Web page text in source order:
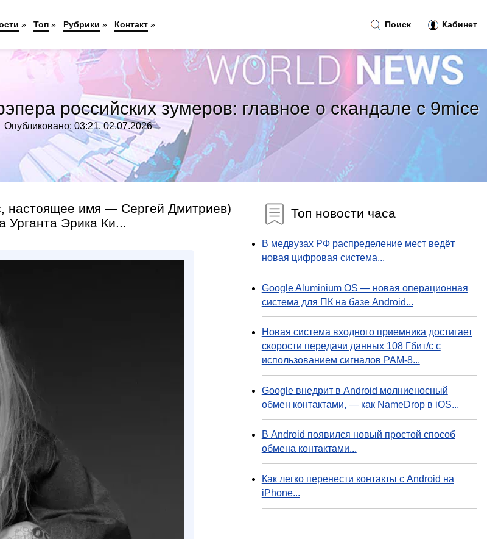
российских зумеров: главное о скандале с 9mice
Опубликовано: 03:21, 02.07.2026
настоящее имя — Сергей Дмитриев)
Урганта Эрика Ки...
Топ новости часа
В медвузах РФ распределение мест ведёт
новая цифровая система...
Google Aluminium OS — новая операционная
система для ПК на базе Android...
Новая система входного приемника достигает
скорости передачи данных 108 Гбит/с с
использованием сигналов PAM-8...
Google внедрит в Android молниеносный
обмен контактами, — как NameDrop в iOS...
В Android появился новый простой способ
обмена контактами...
Как легко перенести контакты с Android на
iPhone...
Поиск Кабинет
» Топ » Рубрики » Контакт »